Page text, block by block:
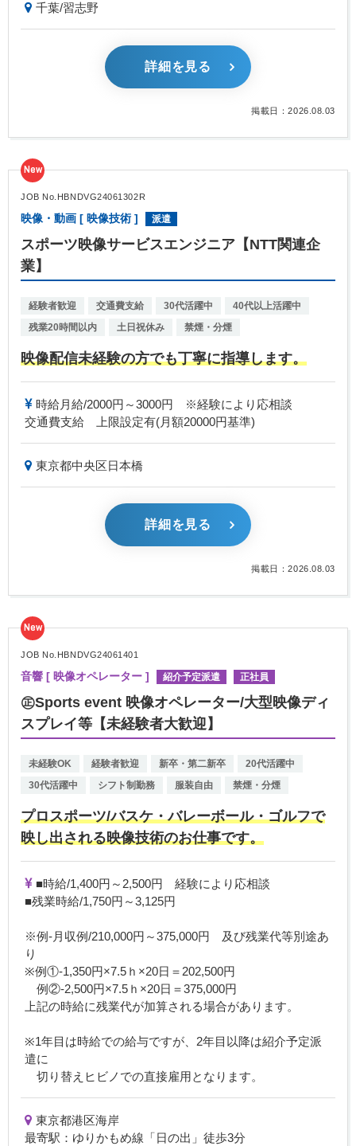
千葉/習志野
詳細を見る
掲載日：2026.08.03
JOB No.HBNDVG24061302R
映像・動画 [ 映像技術 ] 派遣
スポーツ映像サービスエンジニア【NTT関連企
業】
経験者歓迎 交通費支給 30代活躍中
40代以上活躍中
残業20時間以内
土日祝休み 禁煙・分煙
映像配信未経験の方でも丁寧に指導します。
時給月給/2000円～3000円 ※経験により応相談
交通費支給 上限設定有(月額20000円基準)
東京都中央区日本橋
詳細を見る
掲載日：2026.08.03
New
JOB No.HBNDVG24061401
音響 [ 映像オペレーター ] 紹介予定派遣 正社員
㊣Sports event 映像オペレーター/大型映像ディ
スプレイ等【未経験者大歓迎】
未経験OK 経験者歓迎 新卒・第二新卒
20代活躍中
30代活躍中
シフト制勤務 服装自由 禁煙・分煙
プロスポーツ/バスケ・バレーボール・ゴルフで
映し出される映像技術のお仕事です。
■時給/1,400円～2,500円 経験により応相談
■残業時給/1,750円～3,125円
※例-月収例/210,000円～375,000円 及び残業代等別途あ
り
※例①-1,350円×7.5ｈ×20日＝202,500円
例②-2,500円×7.5ｈ×20日＝375,000円
上記の時給に残業代が加算される場合があります。
※1年目は時給での給与ですが、2年目以降は紹介予定派
遣に
切り替えヒビノでの直接雇用となります。
東京都港区海岸
最寄駅：ゆりかもめ線「日の出」徒歩3分
New